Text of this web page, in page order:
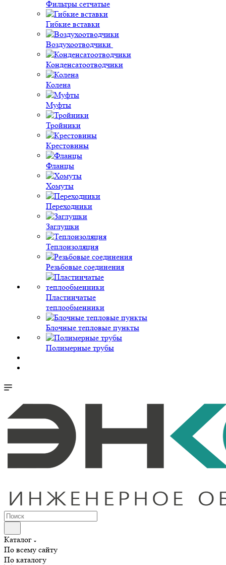
Фильтры сетчатые
Гибкие вставки
Воздухоотводчики
Конденсатоотводчики
Колена
Муфты
Тройники
Крестовины
Фланцы
Хомуты
Переходники
Заглушки
Теплоизоляция
Резьбовые соединения
Пластинчатые
теплообменники
Блочные тепловые пункты
Полимерные трубы
Каталог
По всему сайту
По каталогу